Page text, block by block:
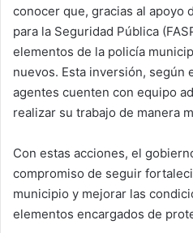
conocer que, gracias al apoyo
para la Seguridad Pública
elementos de la policía
nuevos. Esta inversión, según
agentes cuenten con equipo
realizar su trabajo de manera
Con estas acciones, el
compromiso de seguir
municipio y mejorar las
elementos encargados de